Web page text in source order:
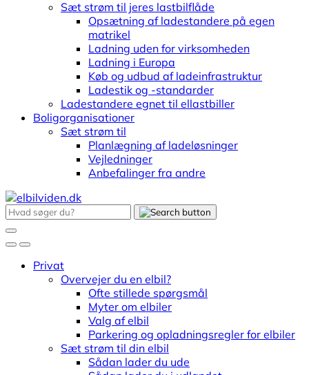
Sæt strøm til jeres lastbilflåde
Opsætning af ladestandere på egen
matrikel
Ladning uden for virksomheden
Ladning i Europa
Køb og udbud af ladeinfrastruktur
Ladestik og -standarder
Ladestandere egnet til ellastbiller
Boligorganisationer
Sæt strøm til
Planlægning af ladeløsninger
Vejledninger
Anbefalinger fra andre
Privat
Overvejer du en elbil?
Ofte stillede spørgsmål
Myter om elbiler
Valg af elbil
Parkering og opladningsregler for elbiler
Sæt strøm til din elbil
Sådan lader du ude